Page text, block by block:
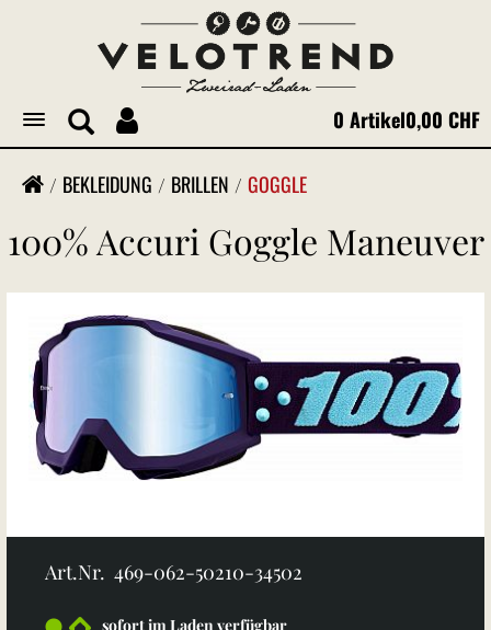
Toggle
navigation
0 Artikel0,00 CHF
BEKLEIDUNG BRILLEN GOGGLE
100% Accuri Goggle Maneuver
Art.Nr. 469-062-50210-34502
sofort im Laden verfügbar